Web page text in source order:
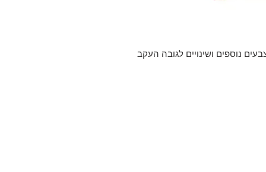
נוספים ושינויים לגובה העקב